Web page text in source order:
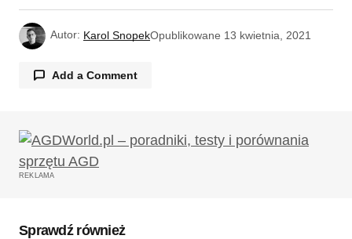
Autor: Karol SnopekOpublikowane 13 kwietnia, 2021
Add a Comment
Twój adres email nie zostanie opublikowany.
Wymagane pola są oznaczone
REKLAMA
Sprawdź również